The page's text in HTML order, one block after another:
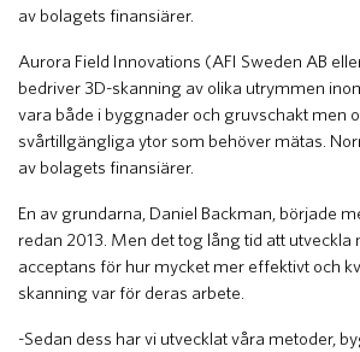
av bolagets finansiärer.
Aurora Field Innovations (AFI Sweden AB
bedriver 3D-skanning av olika utrymmen
vara både i byggnader och gruvschakt men
svårtillgängliga ytor som behöver mätas.
av bolagets finansiärer.
En av grundarna, Daniel Backman, började
redan 2013. Men det tog lång tid att utveckla
acceptans för hur mycket mer effektivt och
skanning var för deras arbete.
-Sedan dess har vi utvecklat våra metoder,